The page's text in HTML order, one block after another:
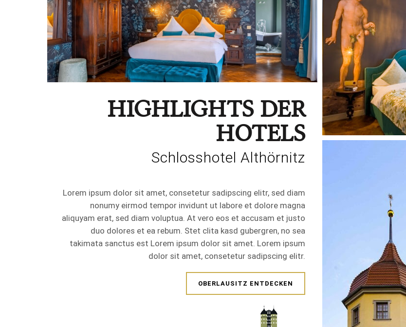
HIGHLIGHTS DER
HOTELS
Schlosshotel Althörnitz
Lorem ipsum dolor sit amet, consetetur sadipscing elitr, sed diam
nonumy eirmod tempor invidunt ut labore et dolore magna
aliquyam erat, sed diam voluptua. At vero eos et accusam et justo
duo dolores et ea rebum. Stet clita kasd gubergren, no sea
takimata sanctus est Lorem ipsum dolor sit amet. Lorem ipsum
dolor sit amet, consetetur sadipscing elitr.
OBERLAUSITZ ENTDECKEN